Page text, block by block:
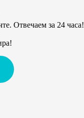
Отвечаем за 24 часа!